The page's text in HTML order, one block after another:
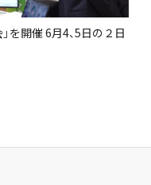
を開催 6月4、5日の２日